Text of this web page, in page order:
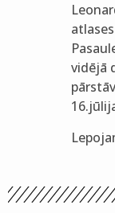
vidējā